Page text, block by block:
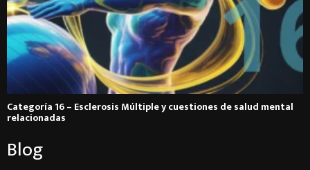
Categoría 16 – Esclerosis Múltiple y cuestiones de salud mental
relacionadas
Blog